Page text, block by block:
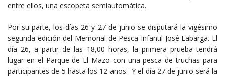
entre ellos, una escopeta semiautomática.
Por su parte, los días 26 y 27 de junio se disputará la vigésimo
segunda edición del Memorial de Pesca Infantil José Labarga. El
día 26, a partir de las 18,00 horas, la primera prueba tendrá
lugar en el Parque de El Mazo con una pesca de truchas para
participantes de 5 hasta los 12 años. Y el día 27 de junio será la